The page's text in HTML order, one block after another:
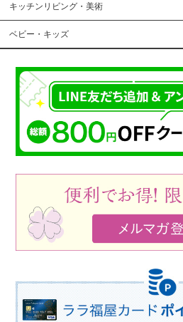
キッチンリビング・美術
ベビー・キッズ